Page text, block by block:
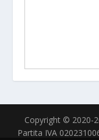
Copyright © 2020-
Partita IVA